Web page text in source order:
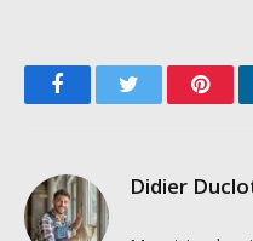
FacebookTwitter
Didier